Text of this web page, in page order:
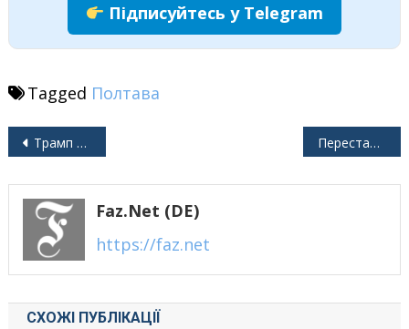
Підписуйтесь у Telegram
Tagged Полтава
Навігація
Трамп гарантує припинення війни в Україні, але не розкриває план Перестановки в уряді в Києві
Faz.net (DE)
https://faz.net
СХОЖІ ПУБЛІКАЦІЇ